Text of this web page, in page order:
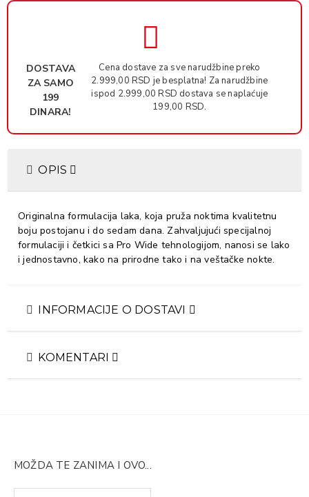
DOSTAVA
ZA SAMO
199
DINARA!
Cena dostave za sve narudžbine preko
2.999,00 RSD je besplatna! Za narudžbine
ispod 2.999,00 RSD dostava se naplaćuje
199,00 RSD.
OPIS
Originalna formulacija laka, koja pruža noktima kvalitetnu
boju postojanu i do sedam dana. Zahvaljujući specijalnoj
formulaciji i četkici sa Pro Wide tehnologijom, nanosi se lako
i jednostavno, kako na prirodne tako i na veštačke nokte.
INFORMACIJE O DOSTAVI
KOMENTARI
MOŽDA TE ZANIMA I OVO...